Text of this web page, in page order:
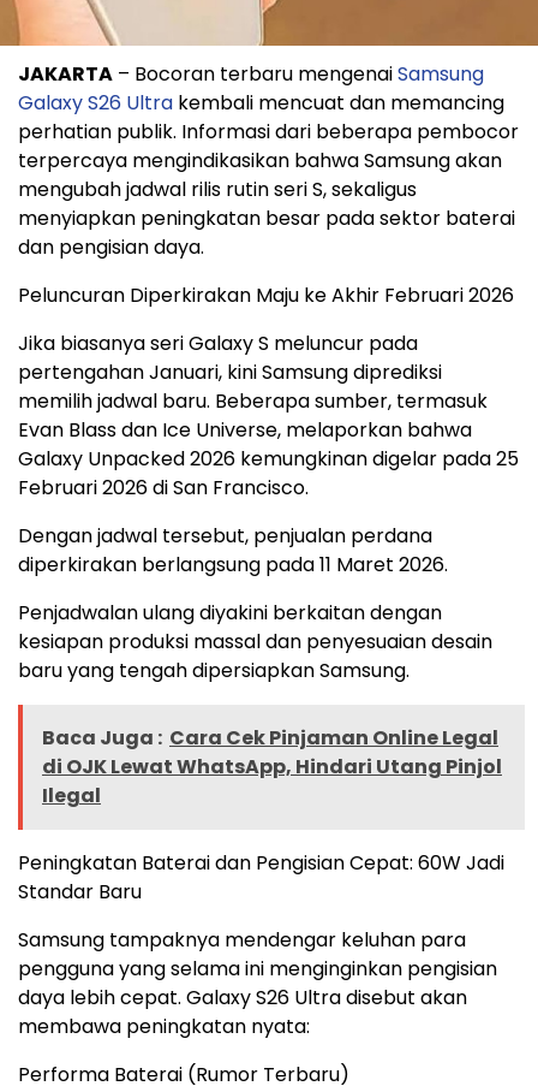
JAKARTA – Bocoran terbaru mengenaiSamsung
Galaxy S26 Ultra kembali mencuat dan memancing
perhatian publik. Informasi dari beberapa pembocor
terpercaya mengindikasikan bahwa Samsung akan
mengubah jadwal rilis rutin seri S, sekaligus
menyiapkan peningkatan besar pada sektor baterai
dan pengisian daya.
Peluncuran Diperkirakan Maju ke Akhir Februari 2026
Jika biasanya seri Galaxy S meluncur pada
pertengahan Januari, kini Samsung diprediksi
memilih jadwal baru. Beberapa sumber, termasuk
Evan Blass dan Ice Universe, melaporkan bahwa
Galaxy Unpacked 2026 kemungkinan digelar pada 25
Februari 2026 di San Francisco.
Dengan jadwal tersebut, penjualan perdana
diperkirakan berlangsung pada 11 Maret 2026.
Penjadwalan ulang diyakini berkaitan dengan
kesiapan produksi massal dan penyesuaian desain
baru yang tengah dipersiapkan Samsung.
Baca Juga : Cara Cek Pinjaman Online Legal
di OJK Lewat WhatsApp, Hindari Utang Pinjol
Ilegal
Peningkatan Baterai dan Pengisian Cepat: 60W Jadi
Standar Baru
Samsung tampaknya mendengar keluhan para
pengguna yang selama ini menginginkan pengisian
daya lebih cepat. Galaxy S26 Ultra disebut akan
membawa peningkatan nyata:
Performa Baterai (Rumor Terbaru)